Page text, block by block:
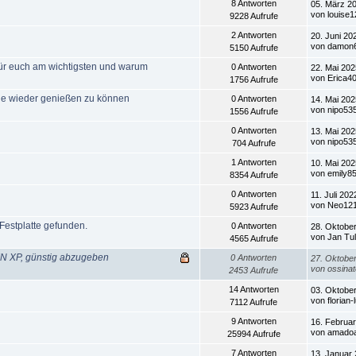
8 Antworten
9228 Aufrufe
05. März
von
2 Antworten
5150 Aufrufe
20. Juni
von
euch am wichtigsten und warum
0 Antworten
1756 Aufrufe
22. Mai
von
wieder genießen zu können
0 Antworten
1556 Aufrufe
14. Mai
von
0 Antworten
704 Aufrufe
13. Mai
von
1 Antworten
8354 Aufrufe
10. Mai
von
0 Antworten
5923 Aufrufe
11. Juli
von
gefunden.
0 Antworten
4565 Aufrufe
28.
von Jan
XP, günstig abzugeben
0 Antworten
2453 Aufrufe
27.
von
14 Antworten
7112 Aufrufe
03.
von florian-
9 Antworten
25994 Aufrufe
16.
von
7 Antworten 13. Januar